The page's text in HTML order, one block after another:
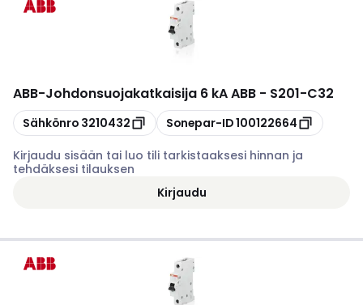
ABB-Johdonsuojakatkaisija 6 kA ABB - S201-C32
Kopioi
Sähkönro 3210432 Kopioi
Sonepar-ID100122664
Kirjaudu sisään tai luo tili tarkistaaksesi hinnan ja
tehdäksesi tilauksen
Kirjaudu